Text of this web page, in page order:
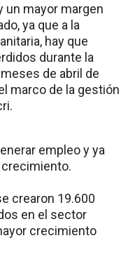
un mayor margen
ya que a la
hay que
durante la
de abril de
marco de la gestión
empleo y ya
crearon 19.600
en el sector
crecimiento